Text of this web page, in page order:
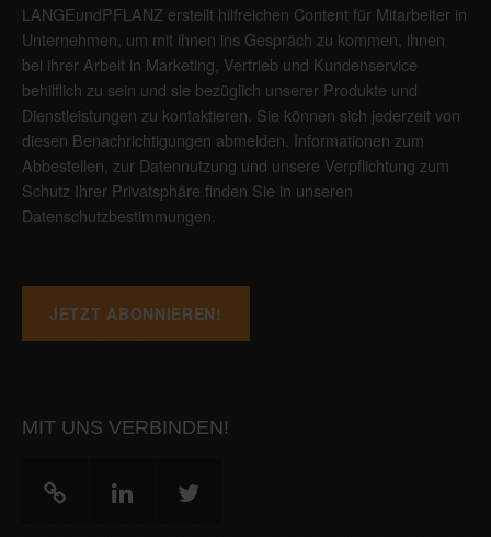
LANGEundPFLANZ erstellt hilfreichen Content für Mitarbeiter in
Unternehmen, um mit ihnen ins Gespräch zu kommen, ihnen
bei ihrer Arbeit in Marketing, Vertrieb und Kundenservice
behilflich zu sein und sie bezüglich unserer Produkte und
Dienstleistungen zu kontaktieren. Sie können sich jederzeit von
diesen Benachrichtigungen abmelden. Informationen zum
Abbestellen, zur Datennutzung und unsere Verpflichtung zum
Schutz Ihrer Privatsphäre finden Sie in unseren
Datenschutzbestimmungen
MIT UNS VERBINDEN!